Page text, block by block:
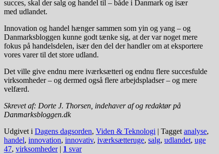
succes, skal der salg og handel til – både i Danmark og især
med udlandet.
Innovation og handel hænger sammen som yin og yang – og
Danmarksbloggen kunne godt tænke sig, at der var noget mere
fokus på handelsdelen, især den del der handler om at eksportere
vores varer til det store udland.
Det ville give endnu mere iværksætteri og endnu flere succesfulde
virksomheder – og dermed også flere arbejdspladser – og mere
velfærd.
Skrevet af: Dorte J. Thorsen, indehaver af og redaktør på
Danmarksbloggen.dk
Udgivet i Dagens dagsorden, Viden & Teknologi | Tagget analyse,
handel, innovation, innovativ, iværksætteruge, salg, udlandet, uge
47, virksomheder | 1 svar